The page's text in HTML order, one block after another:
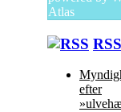
Atlas
RSS
efter